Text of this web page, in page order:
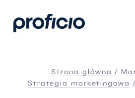
Strona główna
Strategia marketingowa